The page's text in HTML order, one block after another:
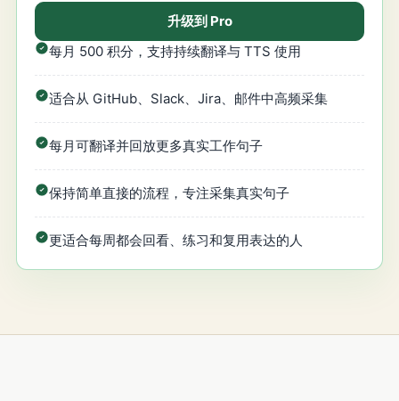
升级到 Pro
每月 500 积分，支持持续翻译与 TTS 使用
适合从 GitHub、Slack、Jira、邮件中高频采集
每月可翻译并回放更多真实工作句子
保持简单直接的流程，专注采集真实句子
更适合每周都会回看、练习和复用表达的人